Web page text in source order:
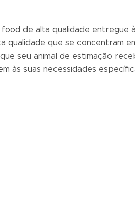
de alta qualidade entregue
qualidade que se concentram
seu animal de estimação
às suas necessidades